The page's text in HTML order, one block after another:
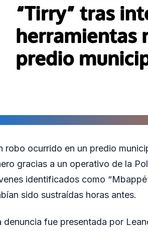
robo ocurrido en un predio
gracias a un operativo de la
identificados como
sido sustraídas horas antes.
denuncia fue presentada por